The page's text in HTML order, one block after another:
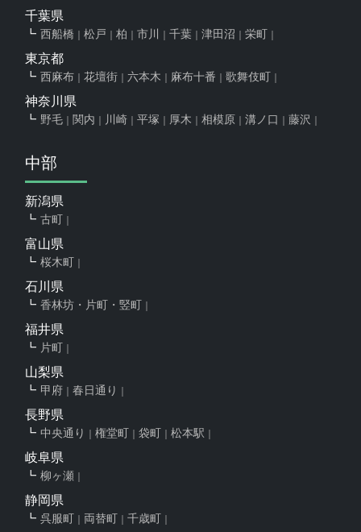
千葉県
西船橋 松戸 柏 市川 千葉 津田沼 栄町
東京都
西麻布 花壇街 六本木 麻布十番 歌舞伎町
神奈川県
野毛 関内 川崎 平塚 厚木 相模原 溝ノ口 藤沢
中部
新潟県
古町
富山県
桜木町
石川県
香林坊・片町・竪町
福井県
片町
山梨県
甲府 春日通り
長野県
中央通り 権堂町 袋町 松本駅
岐阜県
柳ヶ瀬
静岡県
呉服町 両替町 千歳町